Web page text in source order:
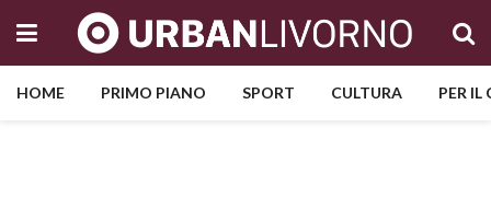
HOME PRIMO PIANO SPORT CULTURA PER